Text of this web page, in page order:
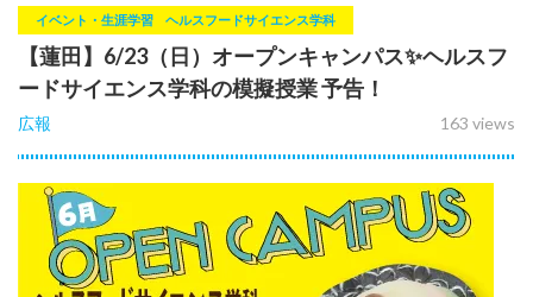
イベント・生涯学習 ヘルスフードサイエンス学科
【蓮田】6/23（日）オープンキャンパス✨ヘルスフ
ードサイエンス学科の模擬授業 予告！
163 views
広報